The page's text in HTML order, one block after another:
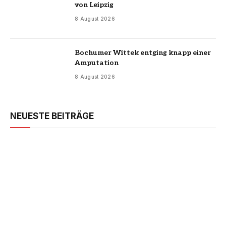
von Leipzig
8 August 2026
Bochumer Wittek entging knapp einer
Amputation
8 August 2026
NEUESTE BEITRÄGE